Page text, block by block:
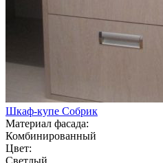
Шкаф-купе Собрик
Материал фасада:
Комбинированный
Цвет:
Светлый